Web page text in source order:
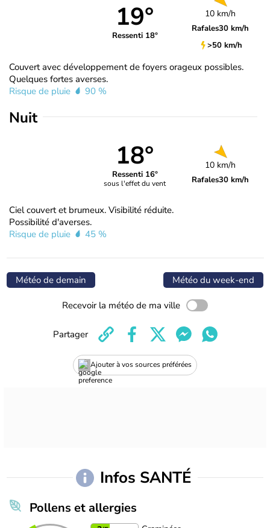
19°
Ressenti 18°
10 km/h
Rafales30 km/h
>50 km/h
Couvert avec développement de foyers orageux possibles.
Quelques fortes averses.
Risque de pluie
90 %
Nuit
18°
Ressenti 16°
sous l'effet du vent
10 km/h
Rafales30 km/h
Ciel couvert et brumeux. Visibilité réduite.
Possibilité d'averses.
Risque de pluie
45 %
Météo de demain Météo du week-end
Recevoir la météo de ma ville
Ajouter à vos sources préférées
Partager
Infos SANTÉ
Pollens et allergies